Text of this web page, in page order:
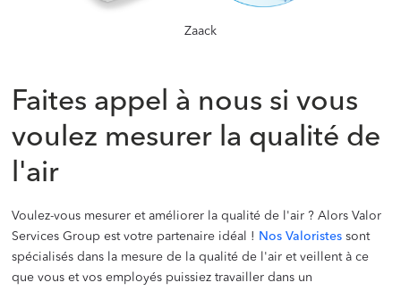
Zaack
Faites appel à nous si vous
voulez mesurer la qualité de
l'air
Voulez-vous mesurer et améliorer la qualité de l'air ? Alors Valor
Services Group est votre partenaire idéal ! Nos Valoristes sont
spécialisés dans la mesure de la qualité de l'air et veillent à ce
que vous et vos employés puissiez travailler dans un